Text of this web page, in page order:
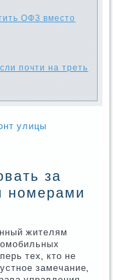
ОФЗ вместо
почти на треть
улицы
за
номерами
жителям
тех, кто не
замечание,